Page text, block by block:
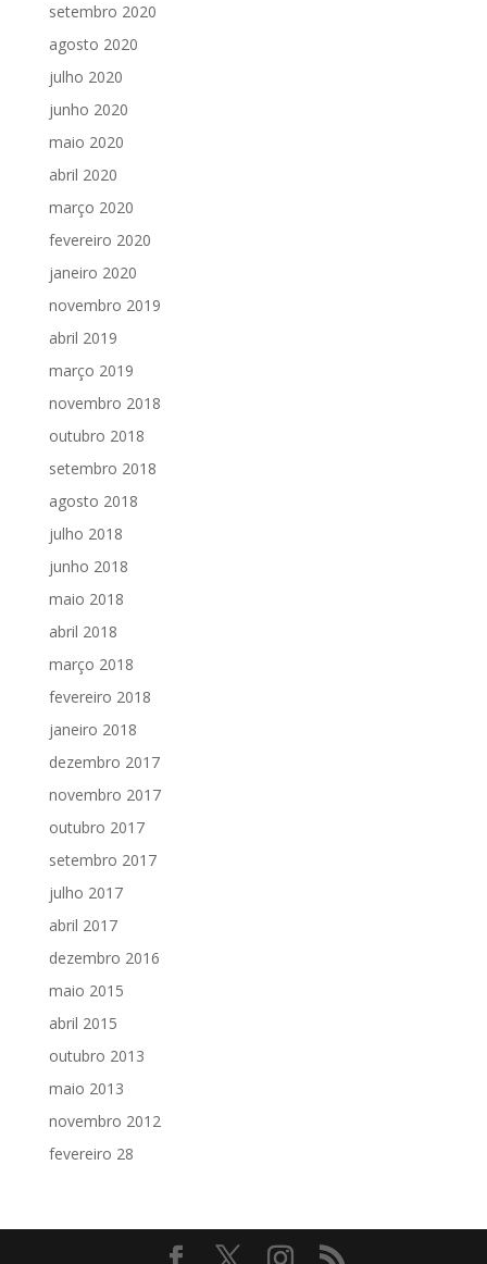
setembro 2020
agosto 2020
julho 2020
junho 2020
maio 2020
abril 2020
março 2020
fevereiro 2020
janeiro 2020
novembro 2019
abril 2019
março 2019
novembro 2018
outubro 2018
setembro 2018
agosto 2018
julho 2018
junho 2018
maio 2018
abril 2018
março 2018
fevereiro 2018
janeiro 2018
dezembro 2017
novembro 2017
outubro 2017
setembro 2017
julho 2017
abril 2017
dezembro 2016
maio 2015
abril 2015
outubro 2013
maio 2013
novembro 2012
fevereiro 28